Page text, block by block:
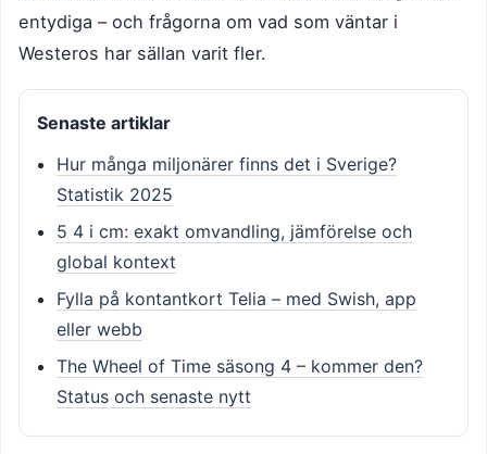
entydiga – och frågorna om vad som väntar i
Westeros har sällan varit fler.
Senaste artiklar
Hur många miljonärer finns det i Sverige?
Statistik 2025
5 4 i cm: exakt omvandling, jämförelse och
global kontext
Fylla på kontantkort Telia – med Swish, app
eller webb
The Wheel of Time säsong 4 – kommer den?
Status och senaste nytt